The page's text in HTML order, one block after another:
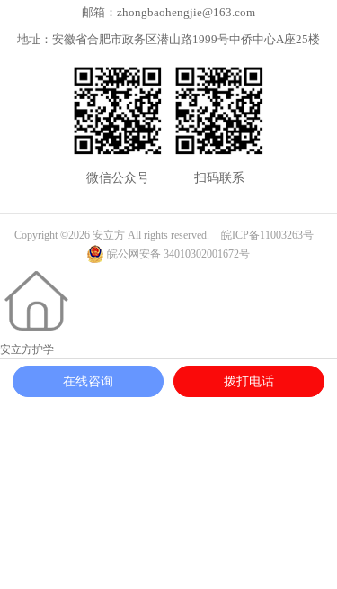
Copyright ©2026 安立方 All rights reserved.
皖ICP备11003263号
皖公网安备 34010302001672号
邮箱：zhongbaohengjie@163.com
地址：安徽省合肥市政务区潜山路1999号中侨中心A座25楼
微信公众号 扫码联系
安立方护学
在线咨询 拨打电话